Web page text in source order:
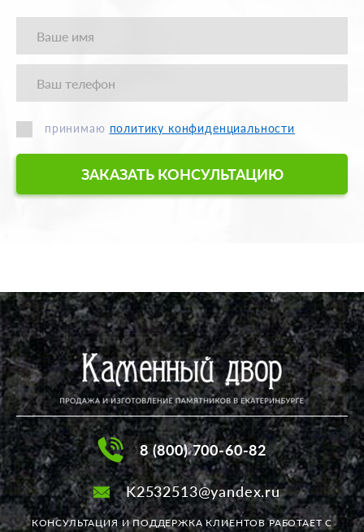
принимаю политику конфиденциальности
ЗАКАЗАТЬ КОНСУЛЬТАЦИЮ
8 (800) 700-60-82
K2532513@yandex.ru
КОНСУЛЬТАЦИЯ И ПОДДЕРЖКА КЛИЕНТОВ РАБОТАЕТС